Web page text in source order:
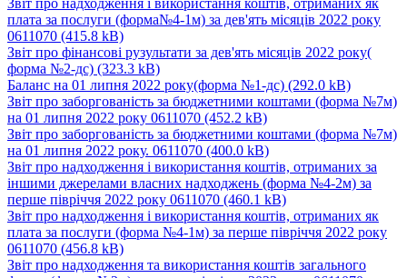
Звіт про надходження і використання коштів, отриманих як
плата за послуги (форма№4-1м) за дев'ять місяців 2022 року
0611070 (415.8 kB)
Звіт про фінансові рузультати за дев'ять місяців 2022 року(
форма №2-дс) (323.3 kB)
Баланс на 01 липня 2022 року(форма №1-дс) (292.0 kB)
Звіт про заборгованість за бюджетними коштами (форма №7м)
на 01 липня 2022 року 0611070 (452.2 kB)
Звіт про заборгованість за бюджетними коштами (форма №7м)
на 01 липня 2022 року. 0611070 (400.0 kB)
Звіт про надходження і використання коштів, отриманих за
іншими джерелами власних надходжень (форма №4-2м) за
перше півріччя 2022 року 0611070 (460.1 kB)
Звіт про надходження і використання коштів, отриманих як
плата за послуги (форма №4-1м) за перше півріччя 2022 року
0611070 (456.8 kB)
Звіт про надходження та використання коштів загального